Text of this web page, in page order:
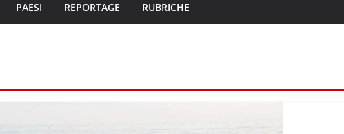
PAESI REPORTAGE RUBRICHE